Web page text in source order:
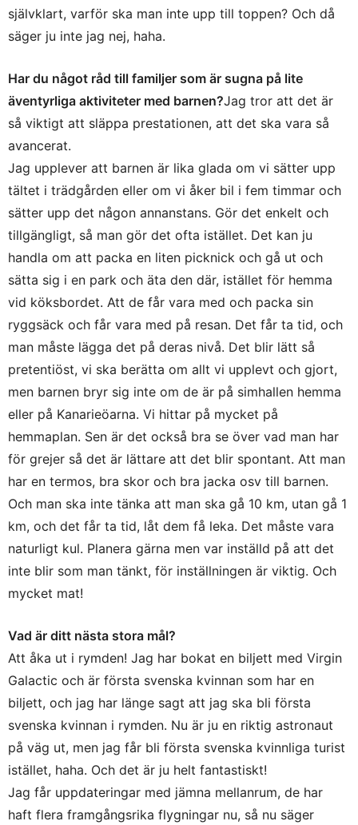
självklart, varför ska man inte upp till toppen? Och då
säger ju inte jag nej, haha.
Har du något råd till familjer som är sugna på lite
äventyrliga aktiviteter med barnen?Jag tror att det är
så viktigt att släppa prestationen, att det ska vara så
avancerat.
Jag upplever att barnen är lika glada om vi sätter upp
tältet i trädgården eller om vi åker bil i fem timmar och
sätter upp det någon annanstans. Gör det enkelt och
tillgängligt, så man gör det ofta istället. Det kan ju
handla om att packa en liten picknick och gå ut och
sätta sig i en park och äta den där, istället för hemma
vid köksbordet. Att de får vara med och packa sin
ryggsäck och får vara med på resan. Det får ta tid, och
man måste lägga det på deras nivå. Det blir lätt så
pretentiöst, vi ska berätta om allt vi upplevt och gjort,
men barnen bryr sig inte om de är på simhallen hemma
eller på Kanarieöarna. Vi hittar på mycket på
hemmaplan. Sen är det också bra se över vad man har
för grejer så det är lättare att det blir spontant. Att man
har en termos, bra skor och bra jacka osv till barnen.
Och man ska inte tänka att man ska gå 10 km, utan gå 1
km, och det får ta tid, låt dem få leka. Det måste vara
naturligt kul. Planera gärna men var inställd på att det
inte blir som man tänkt, för inställningen är viktig. Och
mycket mat!
Vad är ditt nästa stora mål?
Att åka ut i rymden! Jag har bokat en biljett med Virgin
Galactic och är första svenska kvinnan som har en
biljett, och jag har länge sagt att jag ska bli första
svenska kvinnan i rymden. Nu är ju en riktig astronaut
på väg ut, men jag får bli första svenska kvinnliga turist
istället, haha. Och det är ju helt fantastiskt!
Jag får uppdateringar med jämna mellanrum, de har
haft flera framgångsrika flygningar nu, så nu säger